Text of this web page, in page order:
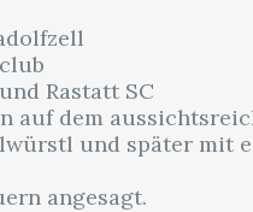
Rastatt SC
dem
und später mit
angesagt.